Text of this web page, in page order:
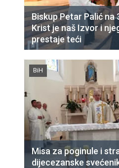
Biskup Petar Palić na
Krist je naš Izvor i
prestaje teći
BiH
Misa za poginule i
dijecezanske